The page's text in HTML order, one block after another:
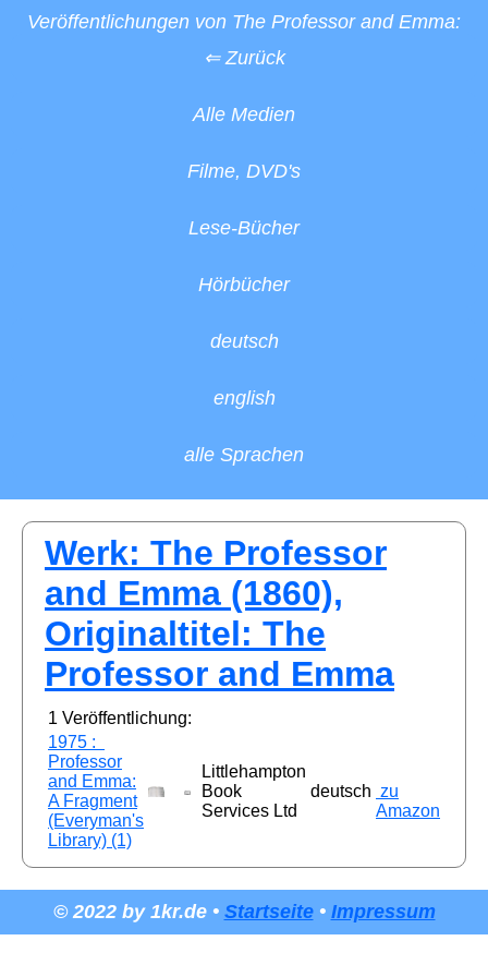
Veröffentlichungen von The Professor and Emma:
⇐ Zurück
Alle Medien
Filme, DVD's
Lese-Bücher
Hörbücher
deutsch
english
alle Sprachen
Werk: The Professor
and Emma (1860),
Originaltitel: The
Professor and Emma
1 Veröffentlichung:
1975 :
Professor
and Emma:
A Fragment
(Everyman's
Library) (1)
Littlehampton
Book
Services Ltd
deutsch zu
Amazon
© 2022 by 1kr.de • Startseite• Impressum